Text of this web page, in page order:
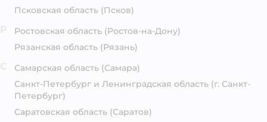
Псковская область (Псков)
Ростовская область (Ростов-на-Дону)
Рязанская область (Рязань)
Самарская область (Самара)
Санкт-Петербург и Ленинградская область (г. Санкт-
Петербург)
Саратовская область (Саратов)